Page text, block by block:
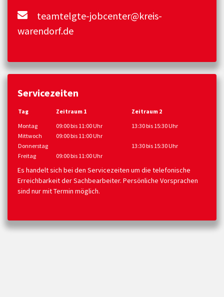
teamtelgte-jobcenter@kreis-
warendorf.de
Servicezeiten
Tag Zeitraum 1
Zeitraum 2
Montag
09:00 bis 11:00 Uhr
13:30 bis 15:30 Uhr
Mittwoch
09:00 bis 11:00 Uhr
Donnerstag
13:30 bis 15:30 Uhr
Freitag
09:00 bis 11:00 Uhr
Es handelt sich bei den Servicezeiten um die telefonische
Erreichbarkeit der Sachbearbeiter. Persönliche Vorsprachen
sind nur mit Termin möglich.